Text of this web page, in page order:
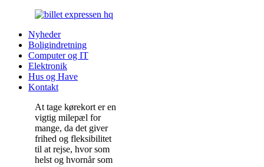
Nyheder
Boligindretning
Computer og IT
Elektronik
Hus og Have
Kontakt
At tage kørekort er en
vigtig milepæl for
mange, da det giver
frihed og fleksibilitet
til at rejse, hvor som
helst og hvornår som